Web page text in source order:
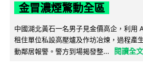
金冒濃煙驚動全區
中國湖北黃石一名男子見金價高企，利用
租住單位私設高壓爐及作坊冶煉，過程產
動鄰居報警。警方到場揭發整...
閱讀全文